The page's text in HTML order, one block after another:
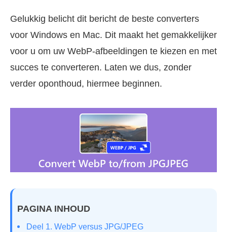
Gelukkig belicht dit bericht de beste converters
voor Windows en Mac. Dit maakt het gemakkelijker
voor u om uw WebP-afbeeldingen te kiezen en met
succes te converteren. Laten we dus, zonder
verder oponthoud, hiermee beginnen.
PAGINA INHOUD
Deel 1. WebP versus JPG/JPEG